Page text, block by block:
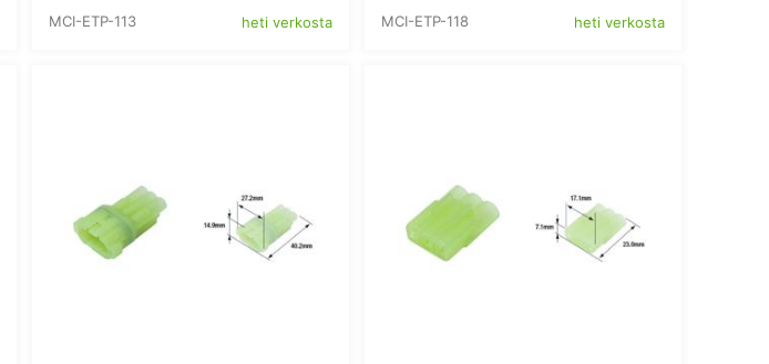
MCI-ETP-113 heti verkosta MCI-ETP-118 heti verkosta